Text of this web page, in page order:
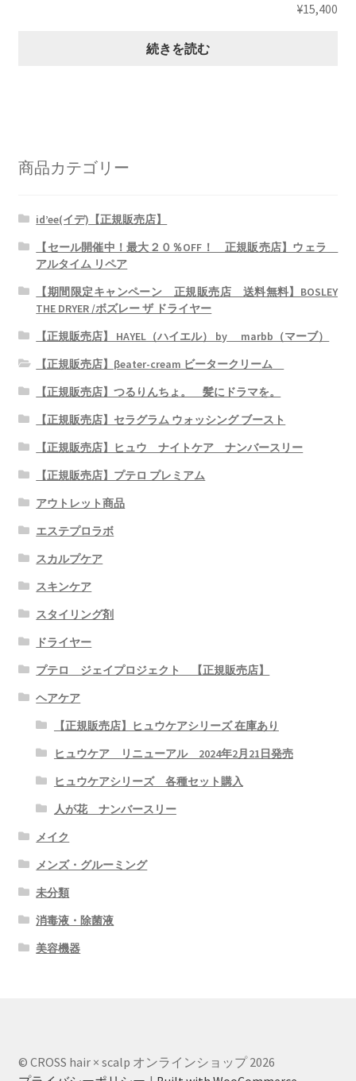
¥15,400
続きを読む
商品カテゴリー
id’ee(イデ)【正規販売店】
【セール開催中！最大２０％OFF！ 正規販売店】ウェラ
アルタイム リペア
【期間限定キャンペーン 正規販売店 送料無料】BOSLEY
THE DRYER /ボズレー ザ ドライヤー
【正規販売店】 HAYEL（ハイエル） by marbb（マーブ）
【正規販売店】βeater-cream ビータークリーム
【正規販売店】つるりんちょ。 髪にドラマを。
【正規販売店】セラグラム ウォッシング ブースト
【正規販売店】ヒュウ ナイトケア ナンバースリー
【正規販売店】プテロ プレミアム
アウトレット商品
エステプロラボ
スカルプケア
スキンケア
スタイリング剤
ドライヤー
プテロ ジェイプロジェクト 【正規販売店】
ヘアケア
【正規販売店】ヒュウケアシリーズ 在庫あり
ヒュウケア リニューアル 2024年2月21日発売
ヒュウケアシリーズ 各種セット購入
人が花 ナンバースリー
メイク
メンズ・グルーミング
未分類
消毒液・除菌液
美容機器
© CROSS hair × scalp オンラインショップ 2026